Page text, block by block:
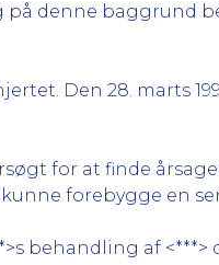
denne baggrund
Den 28. marts
for at finde
forebygge en
af <***>